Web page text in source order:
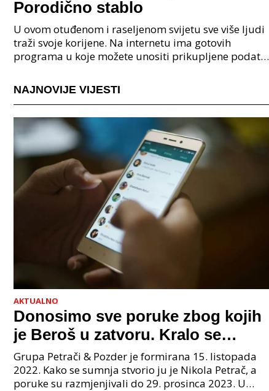
Porodično stablo
U ovom otuđenom i raseljenom svijetu sve više ljudi
traži svoje korijene. Na internetu ima gotovih
programa u koje možete unositi prikupljene podatke
NAJNOVIJE VIJESTI
AKTUALNO
Donosimo sve poruke zbog kojih
je Beroš u zatvoru. Kralo se
godinama. Tko će iz vlade biti
sljedeći uhićen?
Grupa Petrači & Pozder je formirana 15. listopada
2022. Kako se sumnja stvorio ju je Nikola Petrač, a
poruke su razmjenjivali do 29. prosinca 2023. U